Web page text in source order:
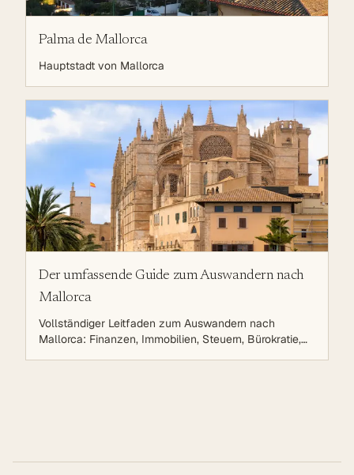
Palma de Mallorca
Hauptstadt von Mallorca
Der umfassende Guide zum Auswandern nach
Mallorca
Vollständiger Leitfaden zum Auswandern nach
Mallorca: Finanzen, Immobilien, Steuern, Bürokratie,